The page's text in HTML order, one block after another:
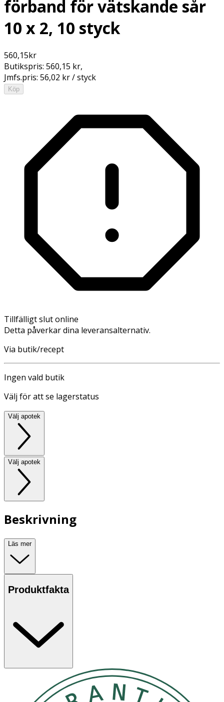
förband för vätskande sår
10 x 2, 10 styck
560,15kr
Butikspris: 560,15 kr,
Jmfs.pris: 56,02 kr / styck
Köp
Tillfälligt slut online
Detta påverkar dina leveransalternativ.
Via butik/recept
Ingen vald butik
Välj för att se lagerstatus
Välj apotek
Välj apotek
Beskrivning
Läs mer
Produktfakta